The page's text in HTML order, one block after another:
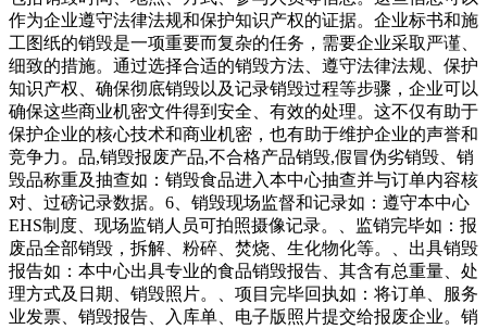
作为企业遵守法律法规和保护知识产权的证据。企业标书和施
工图纸的销毁是一项重要而复杂的任务，需要企业采取严谨、
细致的措施。通过选择合适的销毁方法、遵守法律法规、保护
知识产权、确保彻底销毁以及记录销毁过程等步骤，企业可以
确保这些商业机密文件得到安全、有效的处理。这不仅有助于
保护企业的核心技术和商业机密，也有助于维护企业的声誉和
竞争力。品,销毁报废产品,不合格产品销毁,假冒伪劣销毁、销
毁品称重及抽查如：销毁食品进入本中心抽查并与订单内容核
对、过磅记录数据。6、销毁现场监督和记录如：遵守本中心
EHS制度、现场监销人员可拍照摄像记录。、监销完毕如：报
废品全部销毁，拆解、粉碎、焚烧、生化物化等。、出具销毁
报告如：本中心出具专业的食品销毁报告、其含有总重量、处
理方式及日期、销毁照片。、项目完毕回执如：将订单、服务
业发票、销毁报告、入库单、电子版照片提交给报废企业。销